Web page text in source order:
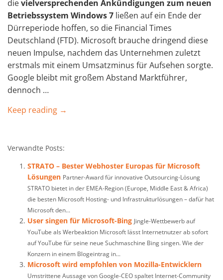
dievielversprechenden Ankündigungen zum neuen
Betriebssystem Windows 7 ließen auf ein Ende der
Dürreperiode hoffen, so die Financial Times
Deutschland (FTD). Microsoft brauche dringend diese
neuen Impulse, nachdem das Unternehmen zuletzt
erstmals mit einem Umsatzminus für Aufsehen sorgte.
Google bleibt mit großem Abstand Marktführer,
dennoch …
Keep reading →
Verwandte Posts:
STRATO – Bester Webhoster Europas für Microsoft
Lösungen Partner-Award für innovative Outsourcing-Lösung
STRATO bietet in der EMEA-Region (Europe, Middle East & Africa)
die besten Microsoft Hosting- und Infrastrukturlösungen – dafür hat
Microsoft den...
User singen für Microsoft-Bing Jingle-Wettbewerb auf
YouTube als Werbeaktion Microsoft lässt Internetnutzer ab sofort
auf YouTube für seine neue Suchmaschine Bing singen. Wie der
Konzern in einem Blogeintrag in...
Microsoft wird empfohlen von Mozilla-Entwicklern
Umstrittene Aussage von Google-CEO spaltet Internet-Community